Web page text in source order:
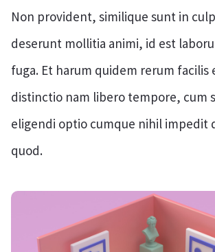
Non provident, similique sunt in
deserunt mollitia animi, id est
fuga. Et harum quidem rerum facilis
distinctio nam libero tempore, cum
eligendi optio cumque nihil impedit
quod.